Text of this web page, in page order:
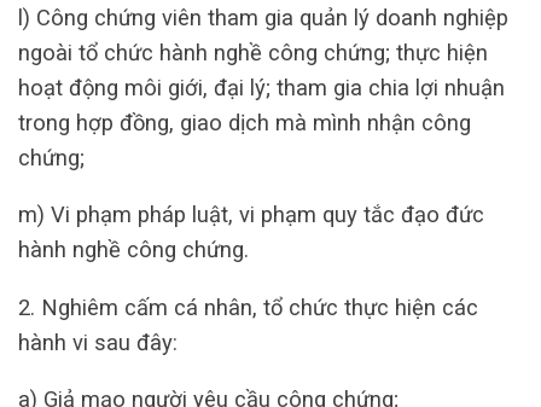
l) Công chứng viên tham gia quản lý doanh nghiệp
ngoài tổ chức hành nghề công chứng; thực hiện
hoạt động môi giới, đại lý; tham gia chia lợi nhuận
trong hợp đồng, giao dịch mà mình nhận công
chứng;
m) Vi phạm pháp luật, vi phạm quy tắc đạo đức
hành nghề công chứng.
2. Nghiêm cấm cá nhân, tổ chức thực hiện các
hành vi sau đây:
a) Giả mạo người yêu cầu công chứng;